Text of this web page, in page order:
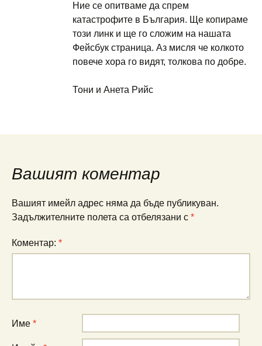
Ние се опитваме да спрем
катастрофите в България. Ще копираме
този линк и ще го сложим на нашата
Фейсбук страница. Аз мисля че колкото
повече хора го видят, толкова по добре.
Тони и Анета Рийс
Вашият коментар
Вашият имейл адрес няма да бъде публикуван.
Задължителните полета са отбелязани с *
Коментар: *
Име *